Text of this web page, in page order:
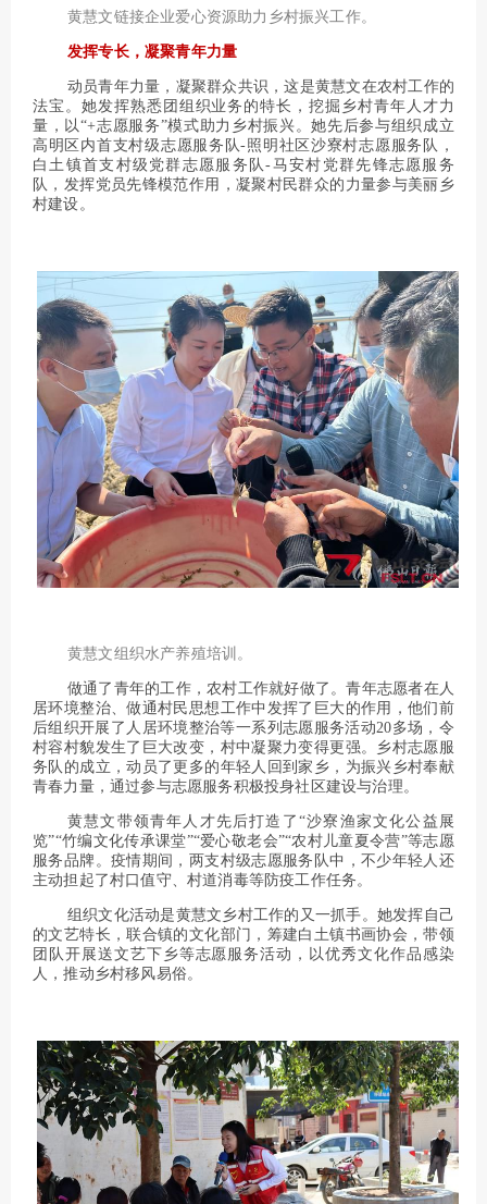
黄慧文链接企业爱心资源助力乡村振兴工作。
发挥专长，凝聚青年力量
动员青年力量，凝聚群众共识，这是黄慧文在农村工作的
法宝。她发挥熟悉团组织业务的特长，挖掘乡村青年人才力
量，以“+志愿服务”模式助力乡村振兴。她先后参与组织成立
高明区内首支村级志愿服务队-照明社区沙寮村志愿服务队，
白土镇首支村级党群志愿服务队-马安村党群先锋志愿服务
队，发挥党员先锋模范作用，凝聚村民群众的力量参与美丽乡
村建设。
黄慧文组织水产养殖培训。
做通了青年的工作，农村工作就好做了。青年志愿者在人
居环境整治、做通村民思想工作中发挥了巨大的作用，他们前
后组织开展了人居环境整治等一系列志愿服务活动20多场，令
村容村貌发生了巨大改变，村中凝聚力变得更强。乡村志愿服
务队的成立，动员了更多的年轻人回到家乡，为振兴乡村奉献
青春力量，通过参与志愿服务积极投身社区建设与治理。
黄慧文带领青年人才先后打造了“沙寮渔家文化公益展
览”“竹编文化传承课堂”“爱心敬老会”“农村儿童夏令营”等志愿
服务品牌。疫情期间，两支村级志愿服务队中，不少年轻人还
主动担起了村口值守、村道消毒等防疫工作任务。
组织文化活动是黄慧文乡村工作的又一抓手。她发挥自己
的文艺特长，联合镇的文化部门，筹建白土镇书画协会，带领
团队开展送文艺下乡等志愿服务活动，以优秀文化作品感染
人，推动乡村移风易俗。